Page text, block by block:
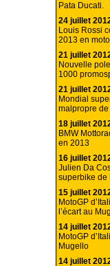
Pata Ducati.
24 juillet
Louis Rossi
2013 en
21 juillet
Nouvelle
1000
21 juillet
Mondial
malpropre
18 juillet
BMW
en 2013
16 juillet
Julien Da
superbike de
15 juillet
MotoGP
l’écart au
14 juillet
MotoGP
Mugello
14 juillet